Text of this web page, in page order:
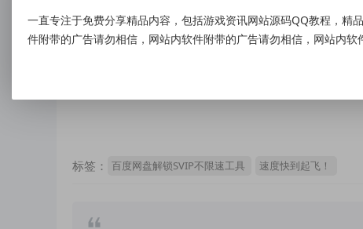
资源下载
标签： 百度网盘解锁SVIP不限速工具 速度快到起飞！
一直专注于免费分享精品内容，包括游戏资讯网站源码QQ教程，
件附带的广告请勿相信，网站内软件附带的广告请勿相信，网站内软